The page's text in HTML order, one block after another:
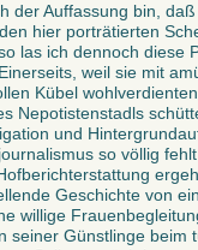
der Auffassung bin,
hier porträtierten
las ich dennoch diese
weil sie mit
Kübel
Nepotistenstadls
und
so völlig
Geschichte von
willige
seiner Günstlinge beim